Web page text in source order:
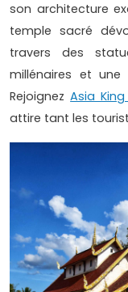
son architecture
temple sacré
travers des
millénaires et
RejoignezAsia
attire tant les